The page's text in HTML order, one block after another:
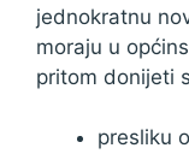
jednokratnu
moraju u
pritom donijeti
presliku